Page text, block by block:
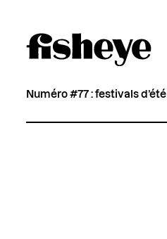
Numéro #77 : festivals d’été